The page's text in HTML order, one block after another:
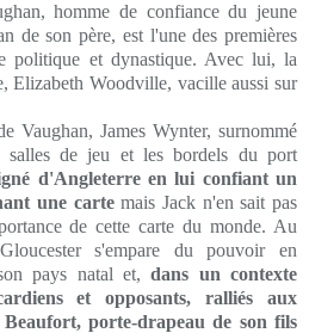
homme de confiance du jeune
de son père, est l'une des premières
politique et dynastique. Avec lui, la
Elizabeth Woodville, vacille aussi sur
Vaughan, James Wynter, surnommé
salles de jeu et les bordels du port
d'Angleterre en lui confiant un
une cartemais Jack n'en sait pas
de cette carte du monde. Au
s'empare du pouvoir en
pays natal et,dans un contexte
et opposants, ralliés aux
porte-drapeau de son fils